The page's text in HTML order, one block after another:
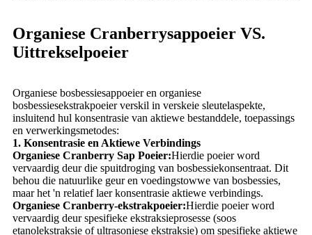
Organiese Cranberrysappoeier VS.
Uittrekselpoeier
Organiese bosbessiesappoeier en organiese
bosbessiesekstrakpoeier verskil in verskeie sleutelaspekte,
insluitend hul konsentrasie van aktiewe bestanddele, toepassings
en verwerkingsmetodes:
1. Konsentrasie en Aktiewe Verbindings
Organiese Cranberry Sap Poeier:Hierdie poeier word
vervaardig deur die spuitdroging van bosbessiekonsentraat. Dit
behou die natuurlike geur en voedingstowwe van bosbessies,
maar het 'n relatief laer konsentrasie aktiewe verbindings.
Organiese Cranberry-ekstrakpoeier:Hierdie poeier word
vervaardig deur spesifieke ekstraksieprosesse (soos
etanolekstraksie of ultrasoniese ekstraksie) om spesifieke aktiewe